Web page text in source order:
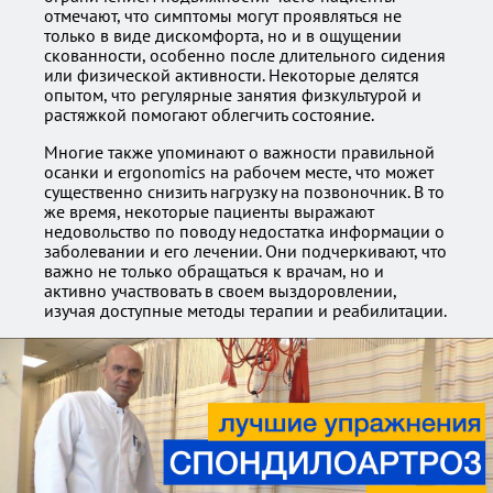
отмечают, что симптомы могут проявляться не
только в виде дискомфорта, но и в ощущении
скованности, особенно после длительного сидения
или физической активности. Некоторые делятся
опытом, что регулярные занятия физкультурой и
растяжкой помогают облегчить состояние.
Многие также упоминают о важности правильной
осанки и ergonomics на рабочем месте, что может
существенно снизить нагрузку на позвоночник. В то
же время, некоторые пациенты выражают
недовольство по поводу недостатка информации о
заболевании и его лечении. Они подчеркивают, что
важно не только обращаться к врачам, но и
активно участвовать в своем выздоровлении,
изучая доступные методы терапии и реабилитации.